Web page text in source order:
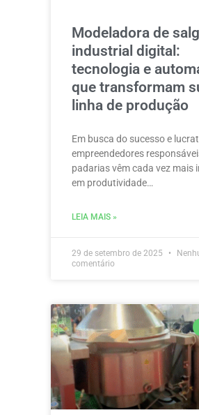
Modeladora de
industrial digital:
tecnologia e
que transformam
linha de produção
Em busca do sucesso e
empreendedores
padarias vêm cada vez mais
em produtividade…
LEIA MAIS »
29 de setembro de 2025
comentário